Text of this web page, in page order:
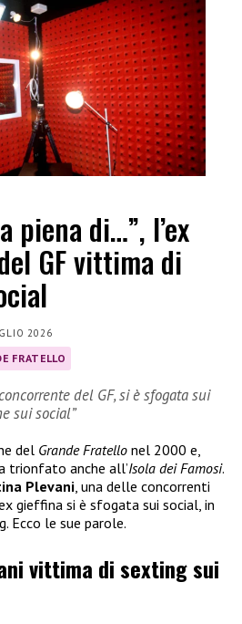
piena di…”, l’ex
GF vittima di
2026
FRATELLO
del GF, si è sfogata sui
sui social”
del Grande Fratello nel 2000 e,
trionfato anche all’Isola dei Famosi.
Plevani , una delle concorrenti
gieffina si è sfogata sui social, in
Ecco le sue parole.
vittima di sexting sui